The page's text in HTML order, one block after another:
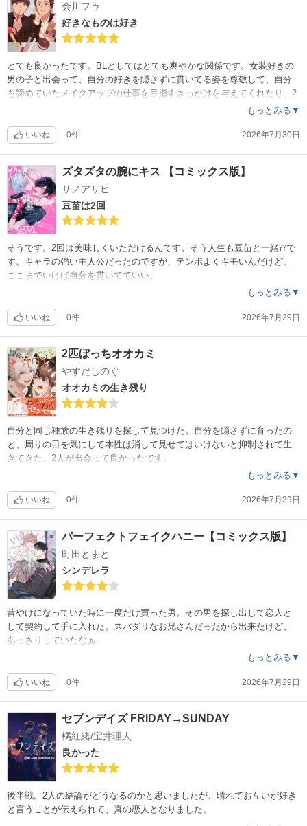
会川フゥ
好きなものは好き
とても良かったです。BLとしてはとても爽やかな関係です。女装好きの
男の子と出会って、自分の好きを隠さずに貫いてる姿を尊敬して、自分
も諦めていたメイクアップの仕事を目指すきっかけを与えてくれたり、2
もっとみる▼
いいね 0件 2026年7月30日
ズタズタの腕にキス 【コミックス版】
サノアサヒ
豆苗は2回
そうです。2回は美味しくいただけるんです。そう人生も豆苗と一緒⁇で
す。キャラの強い主人公だったのですが、テンポよくキモいんだけど、
ここまでいけば自分を貫いてていい。
もっとみる▼
いいね 0件 2026年7月29日
2匹ぼっちオオカミ
やすだしのぐ
オオカミの生き残り
自分と同じ種族の生き残りを探して見つけた。自分を隠さずに育ったの
と、周りの目を気にして本性は消して見せてはいけないと抑制されて生
きてきた、2人が出会って良かったです。
もっとみる▼
いいね 0件 2026年7月29日
パーフェクトフェイクハニー【コミックス版】
町田とまと
シンデレラ
昔やけになっていた時に一度だけ買った男。その男を探し出して恋人と
して契約して手に入れた。スパダリなお兄さんだったから出来たけど、
あっさりしていたなぁ。
もっとみる▼
いいね 0件 2026年7月29日
セブンデイズ FRIDAY→SUNDAY
橘紅緒/宝井理人
良かった
後半戦。2人の結論がどうなるのかと思いましたが、晴れてお互いが好き
と言うことが伝えられて、真の恋人となりました。